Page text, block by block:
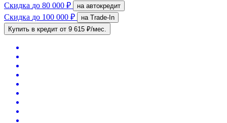
Скидка до 80 000 ₽ на автокредит
Скидка до 100 000 ₽
на Trade-In
Купить в кредит от 9 615 ₽/мес.